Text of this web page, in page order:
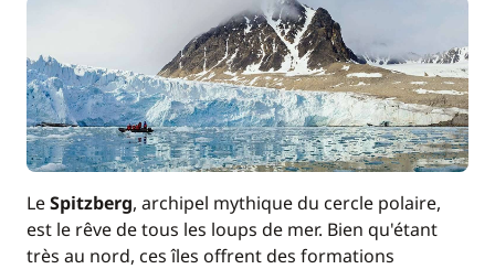
LeSpitzberg, archipel mythique du cercle polaire,
est le rêve de tous les loups de mer. Bien qu'étant
très au nord, ces îles offrent des formations